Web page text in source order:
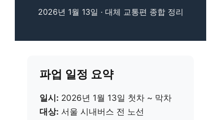
2026년 1월 13일 · 대체 교통편 종합 정리
파업 일정 요약
일시: 2026년 1월 13일 첫차 ~ 막차
대상: 서울 시내버스 전 노선